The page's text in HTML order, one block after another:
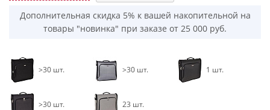
Дополнительная скидка 5% к вашей накопительной на
товары "новинка" при заказе от 25 000 руб.
>30 шт. >30 шт. 1 шт.
>30 шт. 23 шт.